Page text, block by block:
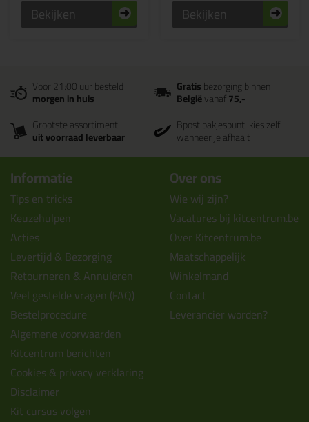
Bekijken Bekijken
Voor 21:00 uur besteld
morgen in huis
Gratisbezorging binnen
Belgiëvanaf75,-
Grootste assortiment
uit voorraad leverbaar
Bpost pakjespunt: kies zelf
wanneer je afhaalt
Informatie
Tips en tricks
Keuzehulpen
Acties
Levertijd & Bezorging
Retourneren & Annuleren
Veel gestelde vragen (FAQ)
Bestelprocedure
Algemene voorwaarden
Kitcentrum berichten
Cookies & privacy verklaring
Disclaimer
Kit cursus volgen
Over ons
Wie wij zijn?
Vacatures bij kitcentrum.be
Over Kitcentrum.be
Maatschappelijk
Winkelmand
Contact
Leverancier worden?